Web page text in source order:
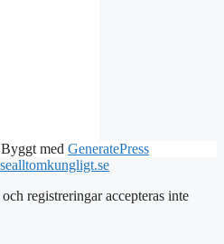
Byggt med GeneratePress
alltomkungligt.se
registreringar accepteras inte